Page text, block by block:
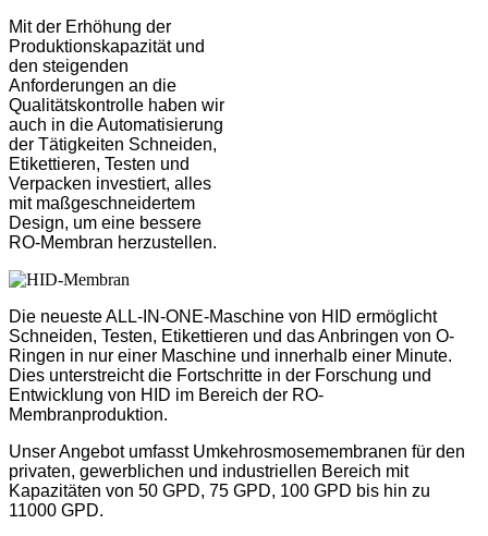
Mit der Erhöhung der
Produktionskapazität und
den steigenden
Anforderungen an die
Qualitätskontrolle haben wir
auch in die Automatisierung
der Tätigkeiten Schneiden,
Etikettieren, Testen und
Verpacken investiert, alles
mit maßgeschneidertem
Design, um eine bessere
RO-Membran herzustellen.
Die neueste ALL-IN-ONE-Maschine von HID ermöglicht
Schneiden, Testen, Etikettieren und das Anbringen von O-
Ringen in nur einer Maschine und innerhalb einer Minute.
Dies unterstreicht die Fortschritte in der Forschung und
Entwicklung von HID im Bereich der RO-
Membranproduktion.
Unser Angebot umfasst Umkehrosmosemembranen für den
privaten, gewerblichen und industriellen Bereich mit
Kapazitäten von 50 GPD, 75 GPD, 100 GPD bis hin zu
11000 GPD.